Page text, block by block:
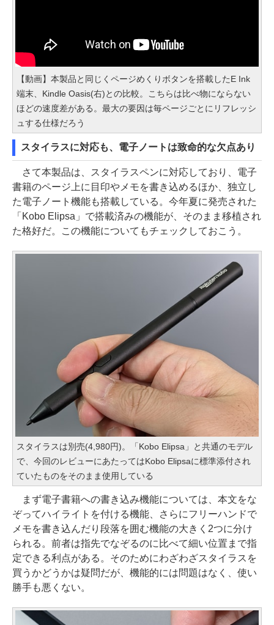
【動画】本製品と同じくページめくりボタンを搭載したE Ink
端末、Kindle Oasis(右)との比較。こちらは比べ物にならない
ほどの速度差がある。最大の要因は毎ページごとにリフレッシ
ュする仕様だろう
スタイラスに対応も、電子ノートは致命的な欠点あり
さて本製品は、スタイラスペンに対応しており、電子
書籍のページ上に目印やメモを書き込めるほか、独立し
た電子ノート機能も搭載している。今年夏に発売された
「Kobo Elipsa」で搭載済みの機能が、そのまま移植され
た格好だ。この機能についてもチェックしておこう。
スタイラスは別売(4,980円)。「Kobo Elipsa」と共通のモデル
で、今回のレビューにあたってはKobo Elipsaに標準添付され
ていたものをそのまま使用している
まず電子書籍への書き込み機能については、本文をな
ぞってハイライトを付ける機能、さらにフリーハンドで
メモを書き込んだり段落を囲む機能の大きく2つに分け
られる。前者は指先でなぞるのに比べて細い位置まで指
定できる利点がある。そのためにわざわざスタイラスを
買うかどうかは疑問だが、機能的には問題はなく、使い
勝手も悪くない。